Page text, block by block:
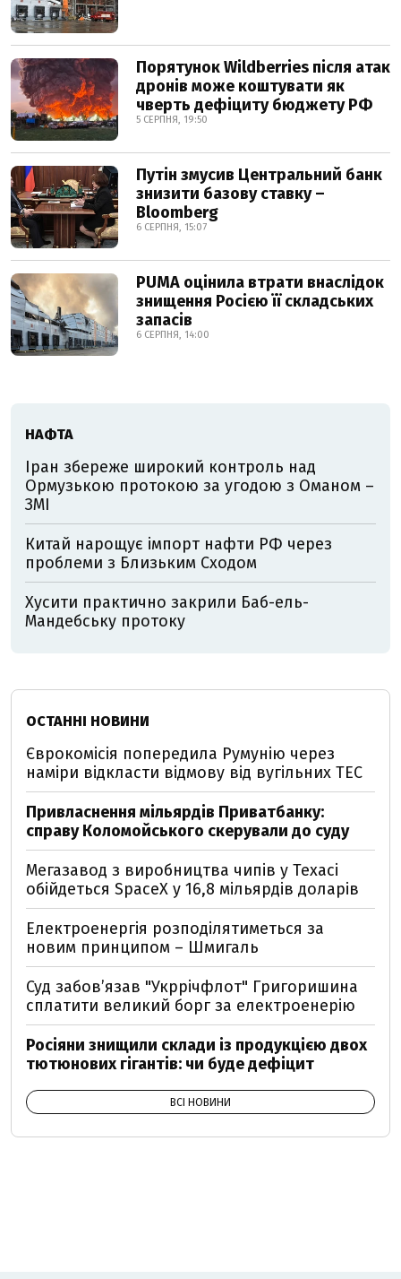
Порятунок Wildberries після атак
дронів може коштувати як
чверть дефіциту бюджету РФ
5 СЕРПНЯ, 19:50
Путін змусив Центральний банк
знизити базову ставку –
Bloomberg
6 СЕРПНЯ, 15:07
PUMA оцінила втрати внаслідок
знищення Росією її складських
запасів
6 СЕРПНЯ, 14:00
НАФТА
Іран збереже широкий контроль над
Ормузькою протокою за угодою з Оманом –
ЗМІ
Китай нарощує імпорт нафти РФ через
проблеми з Близьким Сходом
Хусити практично закрили Баб-ель-
Мандебську протоку
ОСТАННІ НОВИНИ
Єврокомісія попередила Румунію через
наміри відкласти відмову від вугільних ТЕС
Привласнення мільярдів Приватбанку:
справу Коломойського скерували до суду
Мегазавод з виробництва чипів у Техасі
обійдеться SpaceX у 16,8 мільярдів доларів
Електроенергія розподілятиметься за
новим принципом – Шмигаль
Суд забов’язав "Укррічфлот" Григоришина
сплатити великий борг за електроенерію
Росіяни знищили склади із продукцією двох
тютюнових гігантів: чи буде дефіцит
ВСІ НОВИНИ